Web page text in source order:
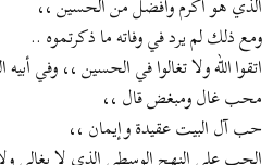
ومع ذلك لم يرد في وفاته ما ذكرتموه ..
اتقوا الله ولا تغالوا في الحسين ،، وفي
محب غال ومبغض قال ،،
حب آل البيت عقيدة وإيمان ،،